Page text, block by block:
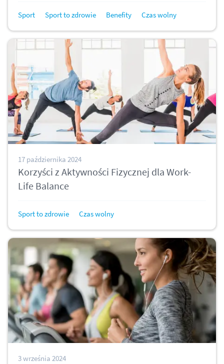
Sport Sport to zdrowie Benefity Czas wolny
17 października 2024
Korzyści z Aktywności Fizycznej dla Work-
Life Balance
Sport to zdrowie Czas wolny
3 września 2024